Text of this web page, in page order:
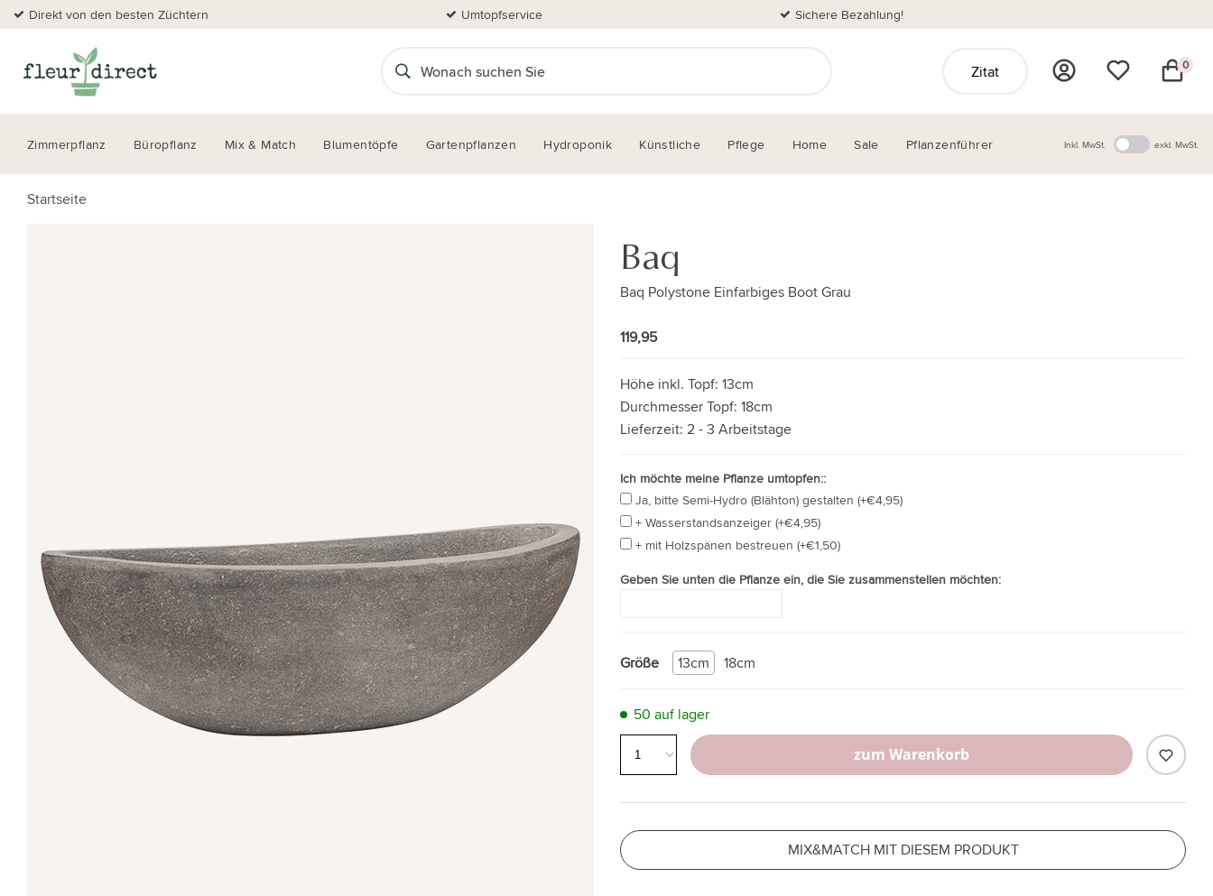
Direkt von den besten Züchtern Umtopfservice Sichere Bezahlung!
Zitat 0
Zimmerpflanz Büropflanz Mix & Match Blumentöpfe Gartenpflanzen Hydroponik Künstliche Pflege Home Sale Pflanzenführer Inkl. MwSt. exkl. MwSt.
Startseite
Baq
Baq Polystone Einfarbiges Boot Grau
119,95
Höhe inkl. Topf: 13cm
Durchmesser Topf: 18cm
Lieferzeit: 2 - 3 Arbeitstage
Ich möchte meine Pflanze umtopfen::
Ja, bitte Semi-Hydro (Blähton) gestalten (+€4,95)
+ Wasserstandsanzeiger (+€4,95)
+ mit Holzspänen bestreuen (+€1,50)
Geben Sie unten die Pflanze ein, die Sie zusammenstellen möchten:
Größe 18cm
13cm
50 auf lager
zum Warenkorb
MIX&MATCH MIT DIESEM PRODUKT